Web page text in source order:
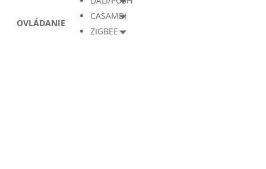
OVLÁDANIE
CASAMBI
ZIGBEE